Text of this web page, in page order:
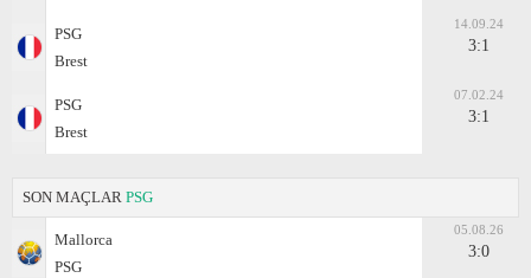
PSG
Brest
14.09.24
3:1
PSG
Brest
07.02.24
3:1
SON MAÇLAR PSG
Mallorca
PSG
05.08.26
3:0